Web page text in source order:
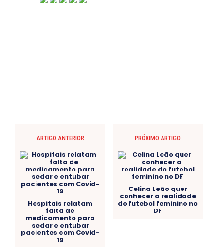
ARTIGO ANTERIOR
Hospitais relatam
falta de
medicamento para
sedar e entubar
pacientes com Covid-
19
PRÓXIMO ARTIGO
Celina Leão quer
conhecer a realidade
do futebol feminino no
DF